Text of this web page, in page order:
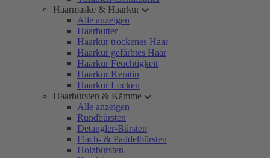
Haarmaske & Haarkur
Alle anzeigen
Haarbutter
Haarkur trockenes Haar
Haarkur gefärbtes Haar
Haarkur Feuchtigkeit
Haarkur Keratin
Haarkur Locken
Haarbürsten & Kämme
Alle anzeigen
Rundbürsten
Detangler-Bürsten
Flach- & Paddelbürsten
Holzbürsten